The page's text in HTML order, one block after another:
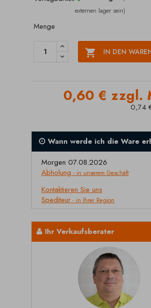
externen lager sein)
Menge
 IN DEN
0,60 € zzgl.
0,74
Wann werde ich die Ware
Morgen 07.08.2026
Abholung - in unserem Geschäft
Kontaktieren Sie uns
Spediteur - in Ihrer Region
Ihr Verkaufsberater